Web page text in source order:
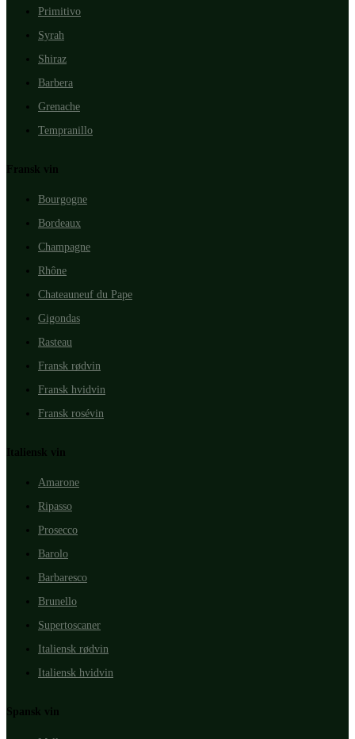
Primitivo
Syrah
Shiraz
Barbera
Grenache
Tempranillo
Fransk vin
Bourgogne
Bordeaux
Champagne
Rhône
Chateauneuf du Pape
Gigondas
Rasteau
Fransk rødvin
Fransk hvidvin
Fransk rosévin
Italiensk vin
Amarone
Ripasso
Prosecco
Barolo
Barbaresco
Brunello
Supertoscaner
Italiensk rødvin
Italiensk hvidvin
Spansk vin